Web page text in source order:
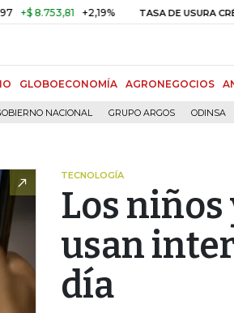
+2,19% TASA DE USURA CRÉDITO
GLOBOECONOMÍA AGRONEGOCIOS
NACIONAL GRUPO ARGOS ODINSA
TECNOLOGÍA
Los
usan
día